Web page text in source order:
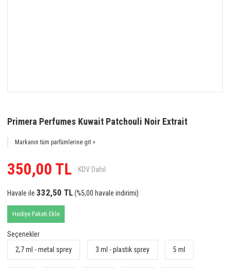
Primera Perfumes Kuwait Patchouli Noir Extrait
Markanın tüm parfümlerine git >
350,00 TL KDV Dahil
Havale ile 332,50 TL(%5,00 havale indirimi)
Hediye Paketi Ekle
Seçenekler
2,7 ml - metal sprey
3 ml - plastik sprey 5 ml